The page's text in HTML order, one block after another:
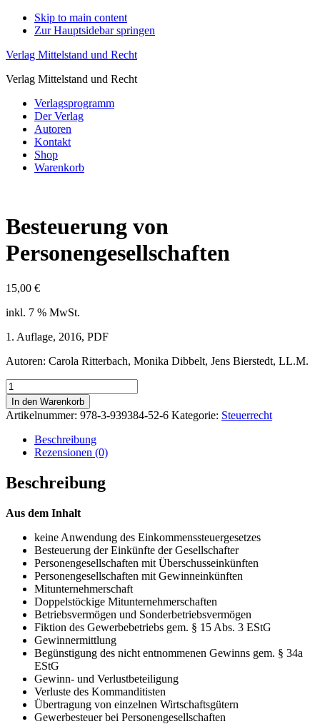
Skip to main content
Zur Hauptsidebar springen
Verlag Mittelstand und Recht
Verlag Mittelstand und Recht
Verlagsprogramm
Der Verlag
Autoren
Kontakt
Shop
Warenkorb
Besteuerung von
Personengesellschaften
15,00 €
inkl. 7 % MwSt.
1. Auflage, 2016, PDF
Autoren: Carola Ritterbach, Monika Dibbelt, Jens Bierstedt, LL.M.
Besteuerung
von
Personengesellschaften
Menge
In den Warenkorb
Artikelnummer: 978-3-939384-52-6 Kategorie: Steuerrecht
Beschreibung
Rezensionen (0)
Beschreibung
Aus dem Inhalt
keine Anwendung des Einkommenssteuergesetzes
Besteuerung der Einkünfte der Gesellschafter
Personengesellschaften mit Überschusseinkünften
Personengesellschaften mit Gewinneinkünften
Mitunternehmerschaft
Doppelstöckige Mitunternehmerschaften
Betriebsvermögen und Sonderbetriebsvermögen
Fiktion des Gewerbebetriebs gem. § 15 Abs. 3 EStG
Gewinnermittlung
Begünstigung des nicht entnommenen Gewinns gem. § 34a
EStG
Gewinn- und Verlustbeteiligung
Verluste des Kommanditisten
Übertragung von einzelnen Wirtschaftsgütern
Gewerbesteuer bei Personengesellschaften